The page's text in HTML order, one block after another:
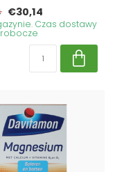
€30,14
Czas dostawy
robocze